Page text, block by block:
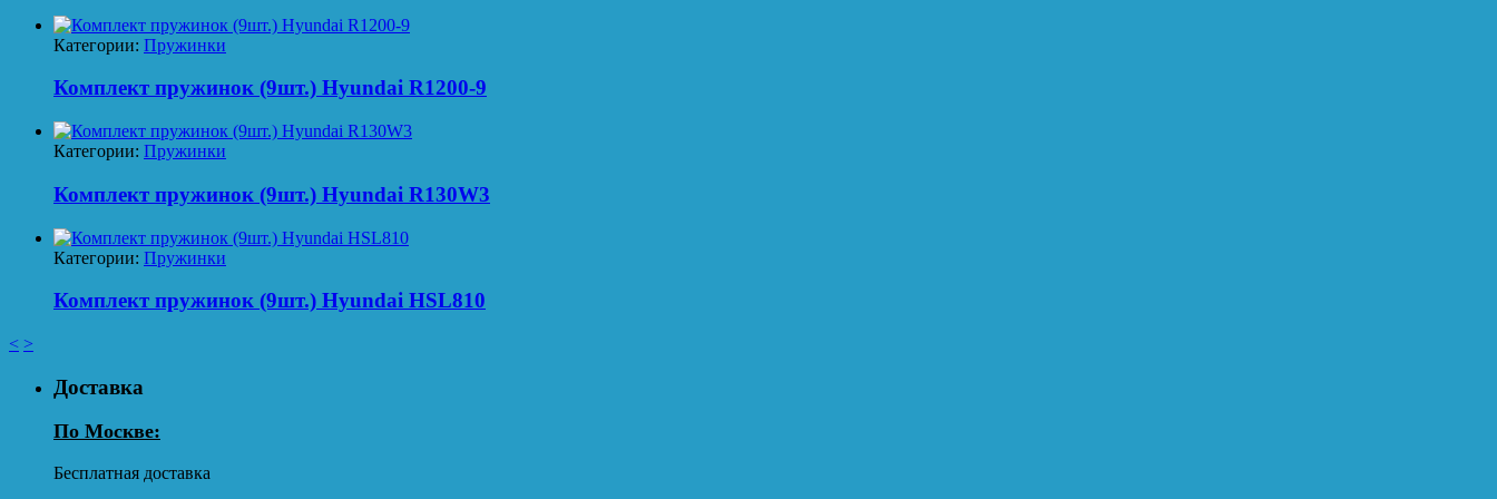
Категории: Пружинки
Комплект пружинок (9шт.) Hyundai R1200-9
Категории: Пружинки
Комплект пружинок (9шт.) Hyundai R130W3
Категории: Пружинки
Комплект пружинок (9шт.) Hyundai HSL810
< >
Доставка
По Москве:
Бесплатная доставка